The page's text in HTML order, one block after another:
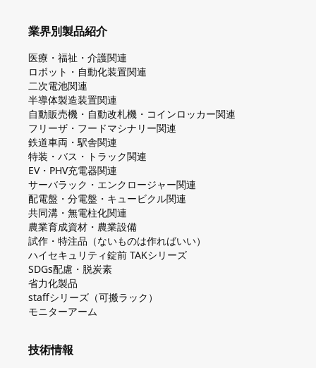
業界別製品紹介
医療・福祉・介護関連
ロボット・自動化装置関連
二次電池関連
半導体製造装置関連
自動販売機・自動改札機・コインロッカー関連
フリーザ・フードマシナリー関連
鉄道車両・駅舎関連
特装・バス・トラック関連
EV・PHV充電器関連
サーバラック・エンクロージャー関連
配電盤・分電盤・キュービクル関連
共同溝・無電柱化関連
農業育成資材・農業設備
試作・特注品（ないものは作ればいい）
ハイセキュリティ錠前 TAKシリーズ
SDGs配慮・脱炭素
省力化製品
staffシリーズ（可搬ラック）
モニターアーム
技術情報